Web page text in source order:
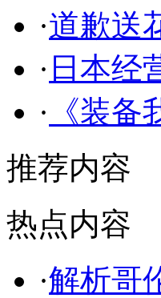
·道歉送
· 日本经
· 《装
推荐内容
热点内容
·解析哥